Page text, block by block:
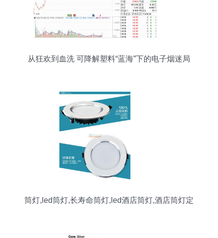
从狂欢到血洗 可降解塑料“蓝海”下的电子烟迷局
筒灯,led筒灯,长寿命筒灯,led酒店筒灯,酒店筒灯定